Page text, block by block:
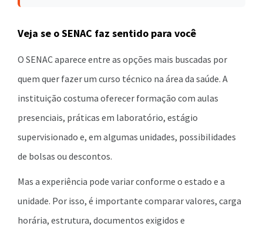
Veja se o SENAC faz sentido para você
O SENAC aparece entre as opções mais buscadas por
quem quer fazer um curso técnico na área da saúde. A
instituição costuma oferecer formação com aulas
presenciais, práticas em laboratório, estágio
supervisionado e, em algumas unidades, possibilidades
de bolsas ou descontos.
Mas a experiência pode variar conforme o estado e a
unidade. Por isso, é importante comparar valores, carga
horária, estrutura, documentos exigidos e